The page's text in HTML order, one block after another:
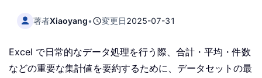
著者Xiaoyang• 変更日2025-07-31
Excel で日常的なデータ処理を行う際、合計・平均・件数
などの重要な集計値を要約するために、データセットの最